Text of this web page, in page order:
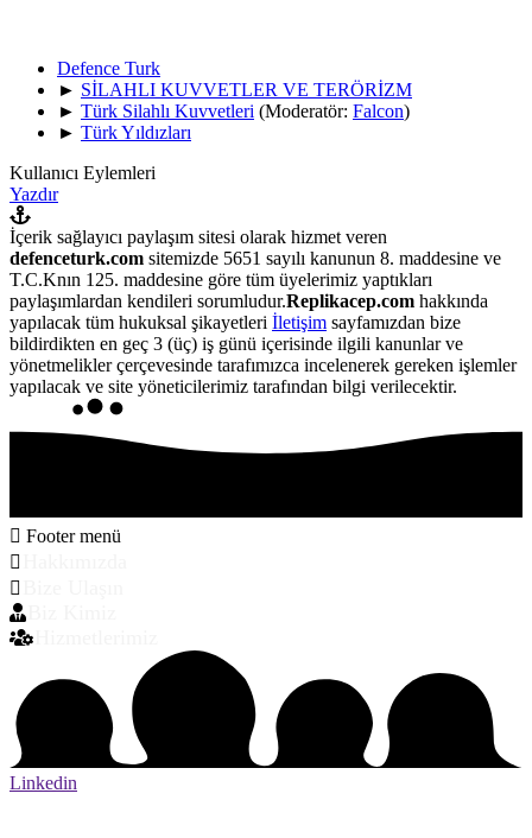
Defence Turk
► SİLAHLI KUVVETLER VE TERÖRİZM
► Türk Silahlı Kuvvetleri (Moderatör: Falcon)
► Türk Yıldızları
Kullanıcı Eylemleri
Yazdır
İçerik sağlayıcı paylaşım sitesi olarak hizmet veren
defenceturk.com sitemizde 5651 sayılı kanunun 8. maddesine ve
T.C.Knın 125. maddesine göre tüm üyelerimiz yaptıkları
paylaşımlardan kendileri sorumludur.Replikacep.com hakkında
yapılacak tüm hukuksal şikayetleri İletişim sayfamızdan bize
bildirdikten en geç 3 (üç) iş günü içerisinde ilgili kanunlar ve
yönetmelikler çerçevesinde tarafımızca incelenerek gereken işlemler
yapılacak ve site yöneticilerimiz tarafından bilgi verilecektir.
Footer menü
Linkedin